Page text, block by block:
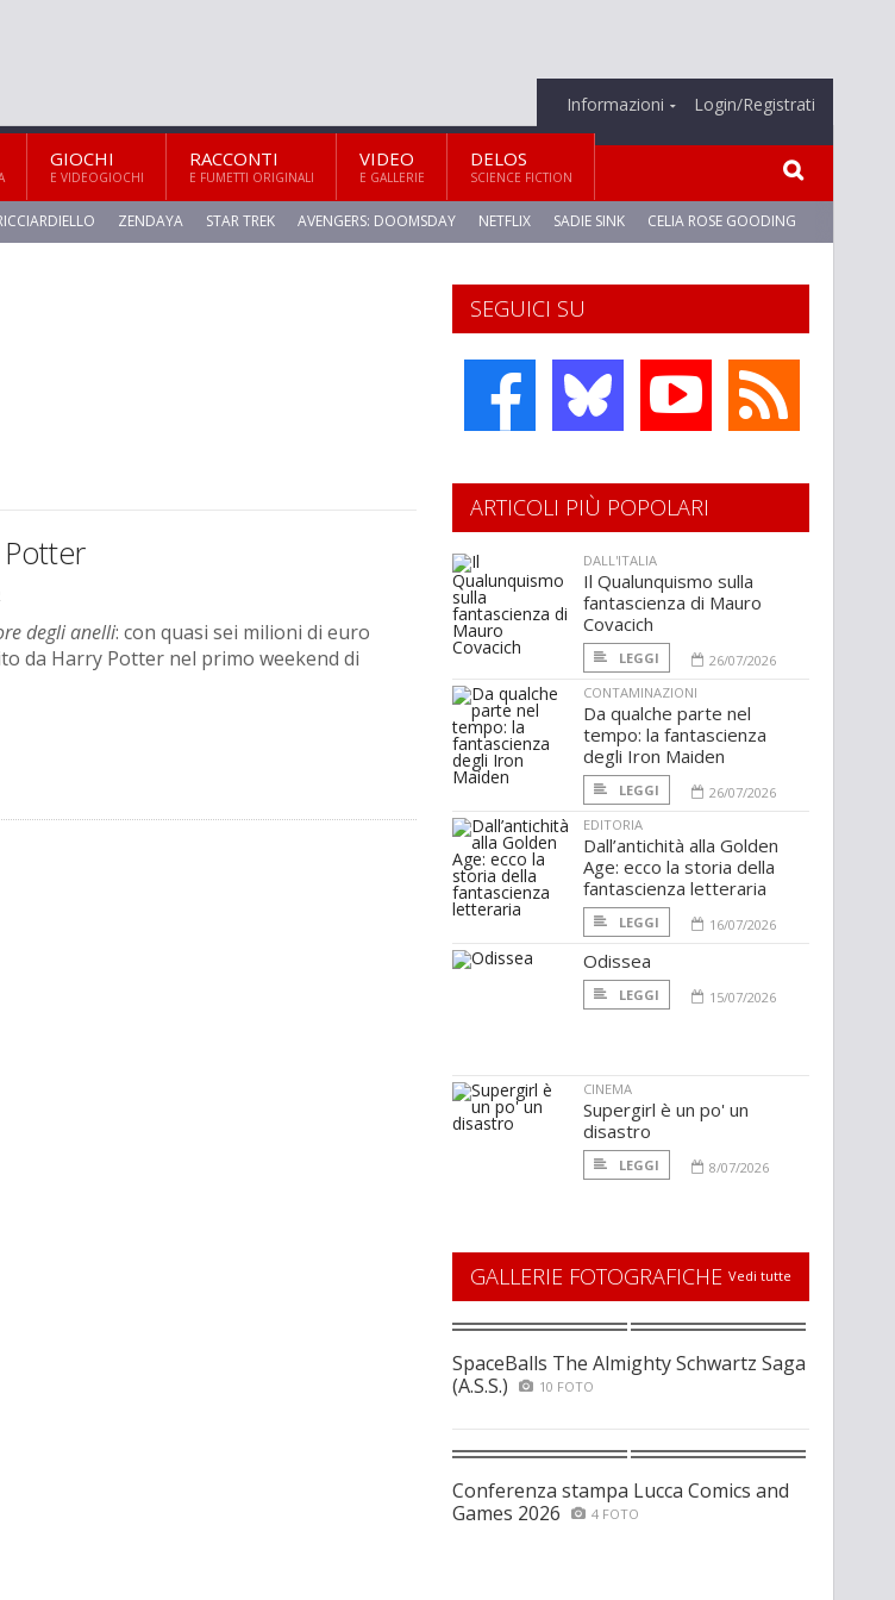
Informazioni Login/Registrati
GIOCHI
E VIDEOGIOCHI
RACCONTI
E FUMETTI ORIGINALI
VIDEO
E GALLERIE
DELOS
SCIENCE FICTION
ZENDAYA STAR TREK AVENGERS: DOOMSDAY NETFLIX SADIE SINK CELIA ROSE GOODING
degli anelli: con quasi sei milioni di euro
da Harry Potter nel primo weekend di
SEGUICI SU
ARTICOLI PIÙ POPOLARI
DALL'ITALIA
Il Qualunquismo sulla
fantascienza di Mauro
Covacich
LEGGI
26/07/2026
CONTAMINAZIONI
Da qualche parte nel
tempo: la fantascienza
degli Iron Maiden
LEGGI
26/07/2026
EDITORIA
Dall’antichità alla Golden
Age: ecco la storia della
fantascienza letteraria
LEGGI 16/07/2026
Odissea
LEGGI 15/07/2026
CINEMA
Supergirl è un po' un
disastro
LEGGI 8/07/2026
GALLERIE FOTOGRAFICHE Vedi tutte
SpaceBalls The Almighty Schwartz Saga
(A.S.S.)
10 FOTO
Conferenza stampa Lucca Comics and
Games 2026
4 FOTO